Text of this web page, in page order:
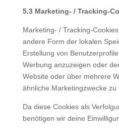
5.3 Marketing- / Tracking-
Marketing- / Tracking-
andere Form der lokalen
Erstellung von
Werbung anzuzeigen oder
Website oder über mehrere
ähnliche Marketingzwecke zu
Da diese Cookies als
benötigen wir deine